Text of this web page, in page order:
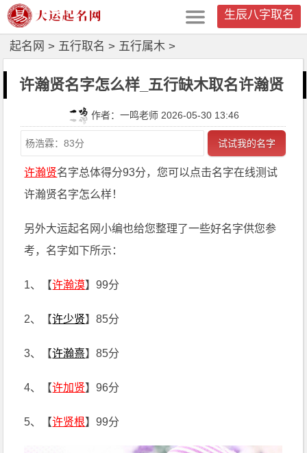
生辰八字取名
起名网 > 五行取名 > 五行属木 >
许瀚贤名字怎么样_五行缺木取名许瀚贤
作者：一鸣老师 2026-05-30 13:46
试试我的名字
许瀚贤名字总体得分93分，您可以点击名字在线测试
许瀚贤名字怎么样！
另外大运起名网小编也给您整理了一些好名字供您参
考，名字如下所示：
1、【许瀚漠】99分
2、【许少贤】85分
3、【许瀚熹】85分
4、【许加贤】96分
5、【许贤根】99分